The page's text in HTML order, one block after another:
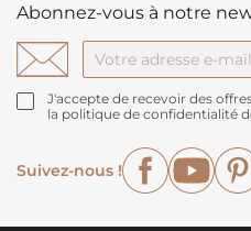
Abonnez-vous à notre
J'accepte de recevoir des
la politique de confidentialité
Suivez-nous !